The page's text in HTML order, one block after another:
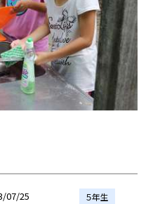
07/25 ５年生